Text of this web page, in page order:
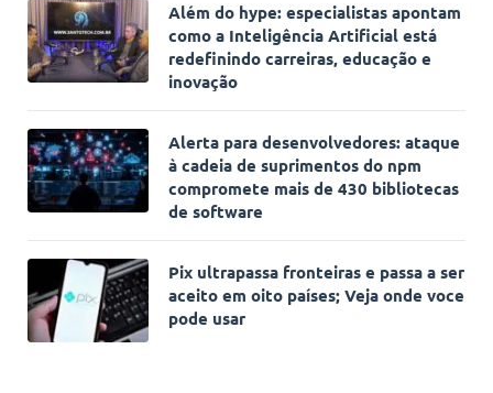
Além do hype: especialistas apontam
como a Inteligência Artificial está
redefinindo carreiras, educação e
inovação
Alerta para desenvolvedores: ataque
à cadeia de suprimentos do npm
compromete mais de 430 bibliotecas
de software
Pix ultrapassa fronteiras e passa a ser
aceito em oito países; Veja onde voce
pode usar